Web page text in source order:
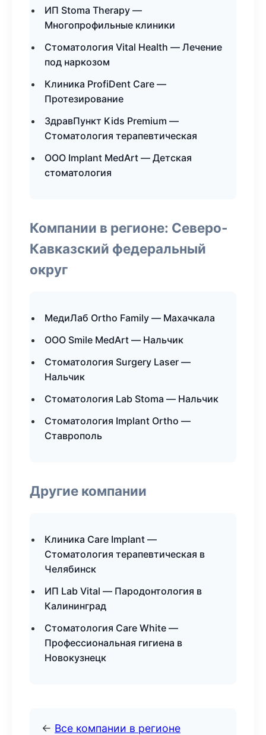
ИП Stoma Therapy —
Многопрофильные клиники
Стоматология Vital Health — Лечение
под наркозом
Клиника ProfiDent Care —
Протезирование
ЗдравПункт Kids Premium —
Стоматология терапевтическая
ООО Implant MedArt — Детская
стоматология
Компании в регионе: Северо-
Кавказский федеральный
округ
МедиЛаб Ortho Family — Махачкала
ООО Smile MedArt — Нальчик
Стоматология Surgery Laser —
Нальчик
Стоматология Lab Stoma — Нальчик
Стоматология Implant Ortho —
Ставрополь
Другие компании
Клиника Care Implant —
Стоматология терапевтическая в
Челябинск
ИП Lab Vital — Пародонтология в
Калининград
Стоматология Care White —
Профессиональная гигиена в
Новокузнецк
← Все компании в регионе